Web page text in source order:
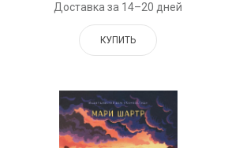
Доставка за 14–20 дней
КУПИТЬ